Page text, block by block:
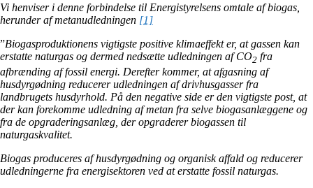
Vi henviser i denne forbindelse til Energistyrelsens omtale af biogas,
herunder af metanudledningen [1]
”Biogasproduktionens vigtigste positive klimaeffekt er, at gassen kan
erstatte naturgas og dermed nedsætte udledningen af CO2 fra
afbrænding af fossil energi. Derefter kommer, at afgasning af
husdyrgødning reducerer udledningen af drivhusgasser fra
landbrugets husdyrhold. På den negative side er den vigtigste post, at
der kan forekomme udledning af metan fra selve biogasanlæggene og
fra de opgraderingsanlæg, der opgraderer biogassen til
naturgaskvalitet.
Biogas produceres af husdyrgødning og organisk affald og reducerer
udledningerne fra energisektoren ved at erstatte fossil naturgas.